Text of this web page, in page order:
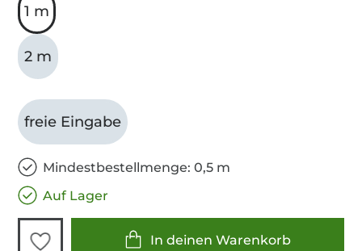
1 m
2 m
freie Eingabe
Mindestbestellmenge: 0,5 m
Auf Lager
In deinen Warenkorb